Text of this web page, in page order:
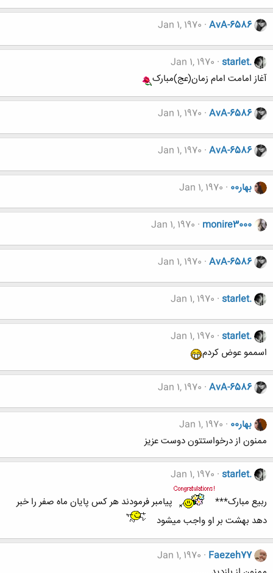
AvA-6586
Jan 1, 1970
starlet.
Jan 1, 1970
آغاز امامت امام زمان(عج)مبارک
AvA-6586
Jan 1, 1970
AvA-6586
Jan 1, 1970
بهار00 Jan 1, 1970
monire3000
Jan 1, 1970
AvA-6586
Jan 1, 1970
starlet.
Jan 1, 1970
starlet.
Jan 1, 1970
اسممو عوض کردم
AvA-6586
Jan 1, 1970
بهار00
Jan 1, 1970
ممنون از درخواستتون دوست عزیز
starlet.
Jan 1, 1970
ربیع مبارک***
پیامبر فرمودند هر کس پایان ماه صفر را خبر
دهد بهشت بر او واجب میشود
Faezeh77
Jan 1, 1970